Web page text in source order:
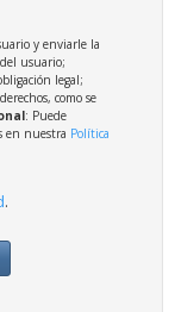
y enviarle la
usuario;
legal;
como se
: Puede
en nuestra Política
.